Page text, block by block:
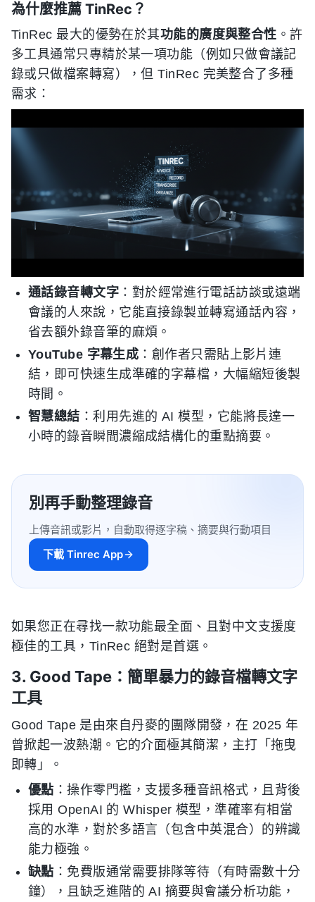
為什麼推薦 TinRec？
TinRec 最大的優勢在於其功能的廣度與整合性 。許
多工具通常只專精於某一項功能（例如只做會議記
錄或只做檔案轉寫），但 TinRec 完美整合了多種
需求：
通話錄音轉文字 ：對於經常進行電話訪談或遠端
會議的人來說，它能直接錄製並轉寫通話內容，
省去額外錄音筆的麻煩。
YouTube 字幕生成 ：創作者只需貼上影片連
結，即可快速生成準確的字幕檔，大幅縮短後製
時間。
智慧總結 ：利用先進的 AI 模型，它能將長達一
小時的錄音瞬間濃縮成結構化的重點摘要。
別再手動整理錄音
上傳音訊或影片，自動取得逐字稿、摘要與行動項目
下載 Tinrec App
如果您正在尋找一款功能最全面、且對中文支援度
極佳的工具，TinRec 絕對是首選。
3. Good Tape：簡單暴力的錄音檔轉文字
工具
Good Tape 是由來自丹麥的團隊開發，在 2025 年
曾掀起一波熱潮。它的介面極其簡潔，主打「拖曳
即轉」。
優點 ：操作零門檻，支援多種音訊格式，且背後
採用 OpenAI 的 Whisper 模型，準確率有相當
高的水準，對於多語言（包含中英混合）的辨識
能力極強。
缺點 ：免費版通常需要排隊等待（有時需數十分
鐘），且缺乏進階的 AI 摘要與會議分析功能，